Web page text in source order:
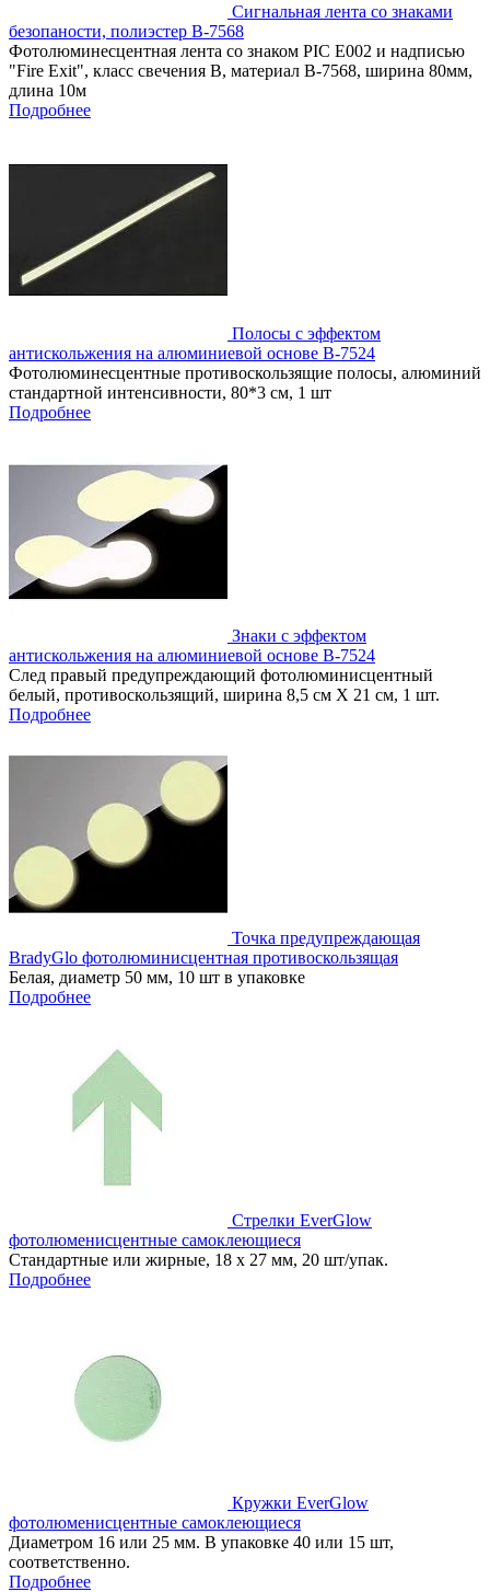
Сигнальная лента со знаками
безопаности, полиэстер В-7568
Фотолюминесцентная лента со знаком PIC Е002 и надписью
"Fire Exit", класс свечения В, материал B-7568, ширина 80мм,
длина 10м
Подробнее
Полосы с эффектом
антискольжения на алюминиевой основе В-7524
Фотолюминесцентные противоскользящие полосы, алюминий
стандартной интенсивности, 80*3 см, 1 шт
Подробнее
Знаки с эффектом
антискольжения на алюминиевой основе В-7524
След правый предупреждающий фотолюминисцентный
белый, противоскользящий, ширина 8,5 см Х 21 см, 1 шт.
Подробнее
Точка предупреждающая
BradyGlo фотолюминисцентная противоскользящая
Белая, диаметр 50 мм, 10 шт в упаковке
Подробнее
Стрелки EverGlow
фотолюменисцентные самоклеющиеся
Стандартные или жирные, 18 х 27 мм, 20 шт/упак.
Подробнее
Кружки EverGlow
фотолюменисцентные самоклеющиеся
Диаметром 16 или 25 мм. В упаковке 40 или 15 шт,
соответственно.
Подробнее